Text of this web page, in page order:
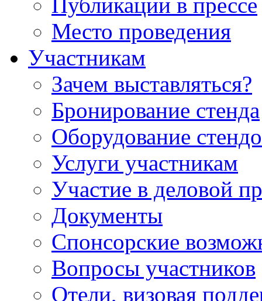
Публикации в прессе
Место проведения
Участникам
Зачем выставляться?
Бронирование стенда
Оборудование
Услуги участникам
Участие в деловой
Документы
Спонсорские
Вопросы участников
Отели, визовая